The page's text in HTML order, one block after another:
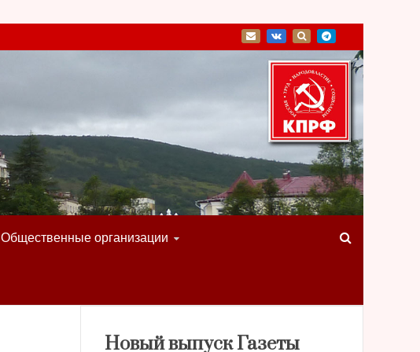
Общественные организации
Новый выпуск Газеты